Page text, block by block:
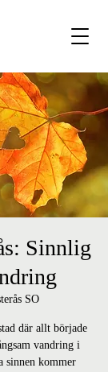
Sinnlig
SO
där allt började
vandring i
sinnen kommer